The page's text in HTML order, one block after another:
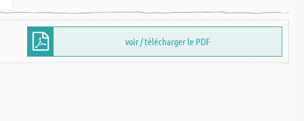
voir / télécharger le PDF